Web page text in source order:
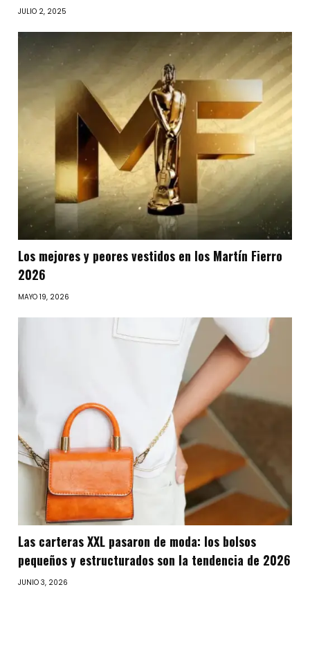
JULIO 2, 2025
Los mejores y peores vestidos en los Martín Fierro
2026
MAYO 19, 2026
Las carteras XXL pasaron de moda: los bolsos
pequeños y estructurados son la tendencia de 2026
JUNIO 3, 2026